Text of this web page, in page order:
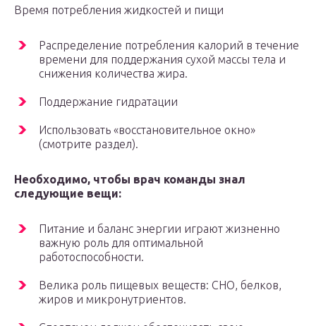
Время потребления жидкостей и пищи
Распределение потребления калорий в течение
времени для поддержания сухой массы тела и
снижения количества жира.
Поддержание гидратации
Использовать «восстановительное окно»
(смотрите раздел).
Необходимо, чтобы врач команды знал
следующие вещи:
Питание и баланс энергии играют жизненно
важную роль для оптимальной
работоспособности.
Велика роль пищевых веществ: СНО, белков,
жиров и микронутриентов.